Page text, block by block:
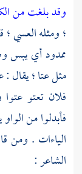
وقد بلغت من
؛ ومثله العسي ؛
ممدود أي يبس
مثل عتا ؛ يقال :
فلان تعتو
فأبدلوا من
الياءات . ومن
الشاعر :